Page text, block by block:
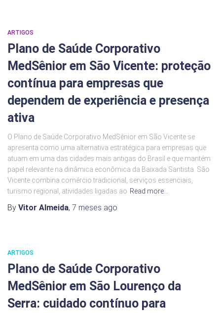
ARTIGOS
Plano de Saúde Corporativo
MedSênior em São Vicente: proteção
contínua para empresas que
dependem de experiência e presença
ativa
O Plano de Saúde Corporativo MedSênior em São Vicente se
apresenta como uma alternativa estratégica para empresas que
atuam em uma das cidades mais antigas do Brasil e que mantém
papel relevante na dinâmica econômica da Baixada Santista. São
Vicente combina comércio tradicional, serviços essenciais,
turismo regional, atividades ligadas ao Read more…
By Vitor Almeida, 7 meses ago
ARTIGOS
Plano de Saúde Corporativo
MedSênior em São Lourenço da
Serra: cuidado contínuo para